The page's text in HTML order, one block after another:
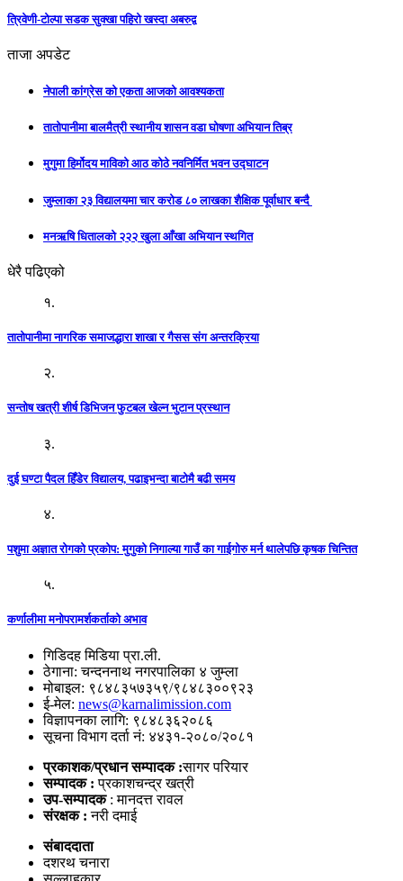
त्रिवेणी-टोल्पा सडक सुक्खा पहिरो खस्दा अबरुद्व
ताजा अपडेट
नेपाली कांग्रेस को एकता आजको आवश्यकता
तातोपानीमा बालमैत्री स्थानीय शासन वडा घोषणा अभियान तिब्र
मुगुमा हिर्मोदय माविको आठ कोठे नवनिर्मित भवन उद्घाटन
जुम्लाका २३ विद्यालयमा चार करोड ८० लाखका शैक्षिक पूर्वाधार बन्दै
मनऋषि धितालको २२२ खुला आँखा अभियान स्थगित
धेरै पढिएको
१.
तातोपानीमा नागरिक समाजद्धारा शाखा र गैसस संग अन्तरक्रिया
२.
सन्तोष खत्री शीर्ष डिभिजन फुटबल खेल्न भुटान प्रस्थान
३.
दुई घण्टा पैदल हिँडेर विद्यालय, पढाइभन्दा बाटोमै बढी समय
४.
पशुमा अज्ञात रोगको प्रकोप: मुगुको निगाल्या गाउँ का गाईगोरु मर्न थालेपछि कृषक चिन्तित
५.
कर्णालीमा मनोपरामर्शकर्ताको अभाव
गिडिदह मिडिया प्रा.ली.
ठेगाना: चन्दननाथ नगरपालिका ४ जुम्ला
मोबाइल: ९८४८३५७३५९/९८४८३००९२३
ई-मेल: news@karnalimission.com
विज्ञापनका लागि: ९८४८३६२०८६
सूचना विभाग दर्ता नं: ४४३१-२०८०/२०८१
प्रकाशक/प्रधान सम्पादक :सागर परियार
सम्पादक :प्रकाशचन्द्र खत्री
उप-सम्पादक: मानदत्त रावल
संरक्षक : नरी दमाई
संबाददाता
दशरथ चनारा